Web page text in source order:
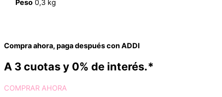
Peso 0,3 kg
Compra ahora, paga después con ADDI
A 3 cuotas y 0% de interés.*
COMPRAR AHORA